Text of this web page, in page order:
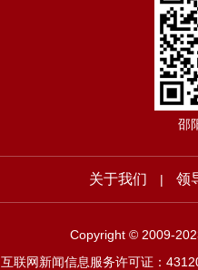
邵
关于我们 | 领
Copyright © 2009-
互联网新闻信息服务许可证：